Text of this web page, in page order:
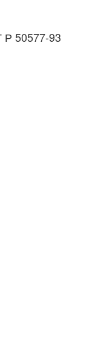
Р 50577-93